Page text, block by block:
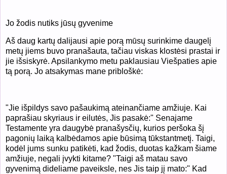
Jo žodis nutiks jūsų gyvenime
Aš daug kartų dalijausi apie porą mūsų surinkime daugelį
metų jiems buvo pranašauta, tačiau viskas klostėsi prastai ir
jie išsiskyrė. Apsilankymo metu paklausiau Viešpaties apie
tą porą. Jo atsakymas mane pribloškė:
"Jie išpildys savo pašaukimą ateinančiame amžiuje. Kai
paprašiau skyriaus ir eilutės, Jis pasakė:" Senajame
Testamente yra daugybė pranašysčių, kurios peršoka šį
pagonių laiką kalbėdamos apie būsimą tūkstantmetį. Taigi,
kodėl jums sunku patikėti, kad žodis, duotas kažkam šiame
amžiuje, negali įvykti kitame? "Taigi aš matau savo
gyvenimą dideliame paveiksle, nes Jis taip jį mato:" Kad